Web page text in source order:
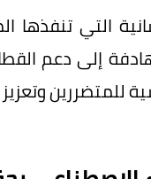
التي
إلى دعم
للمتضررين